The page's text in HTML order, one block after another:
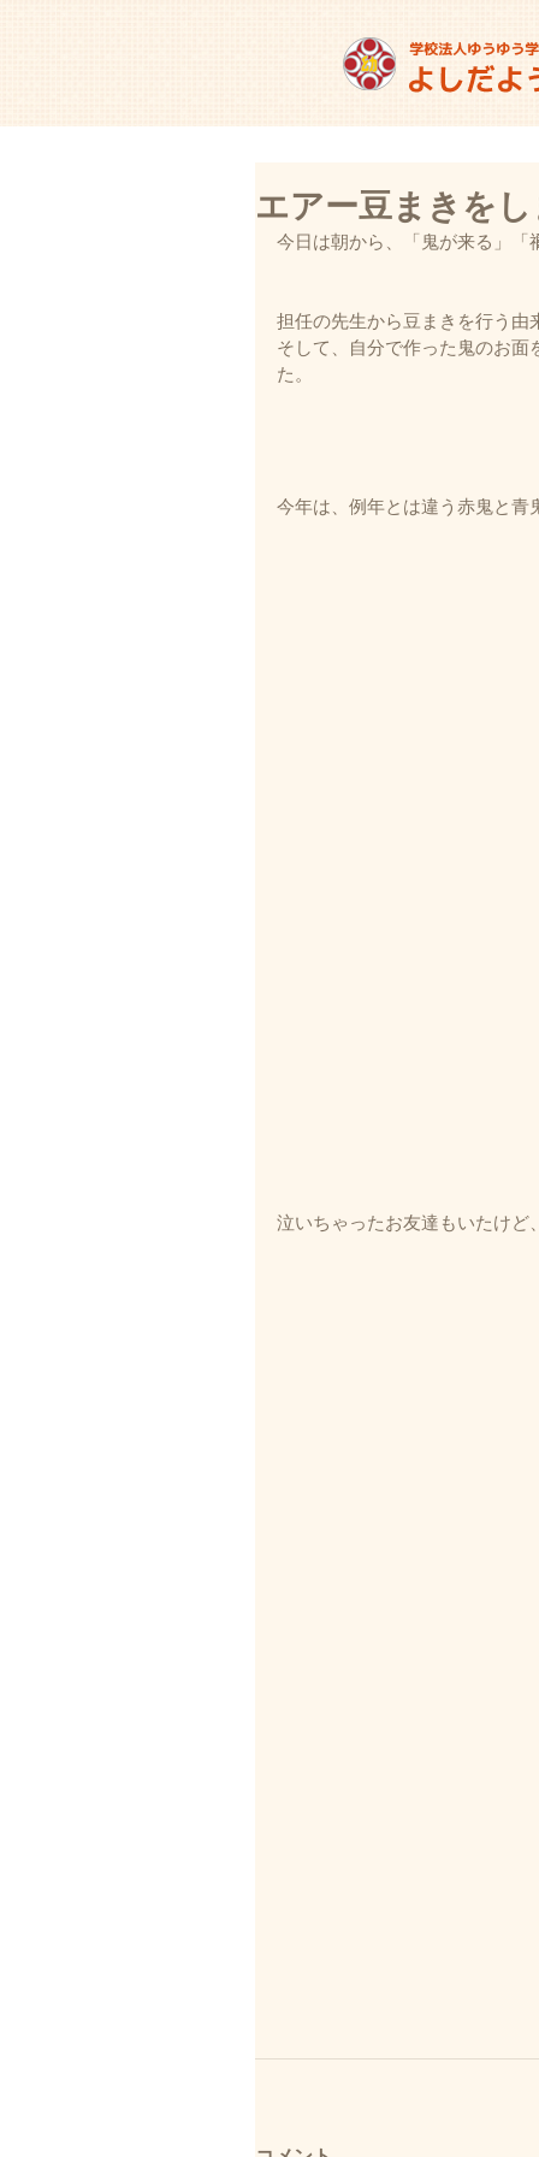
エアー豆まきをし
今日は朝から、「鬼が来る」「
担任の先生から豆まきを行う由
そして、自分で作った鬼のお面
た。
今年は、例年とは違う赤鬼と青
泣いちゃったお友達もいたけど